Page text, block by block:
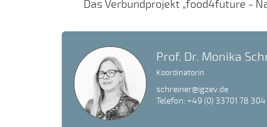
Das Verbundprojekt „food4future -
Prof. Dr. Monika
Koordinatorin
schreiner@igzev.de
Telefon: +49 (0) 33701 78 304